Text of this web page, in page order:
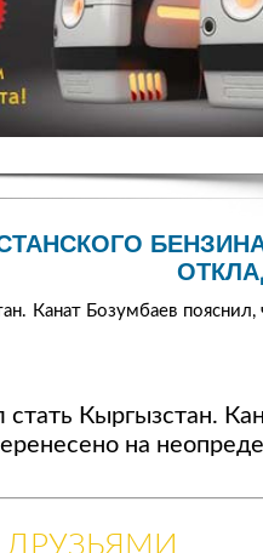
Канат Бозумбаев пояснил,
Кыргызстан.
на
ДРУЗЬЯМИ